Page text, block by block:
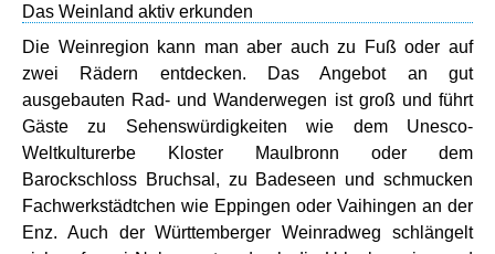
Das Weinland aktiv erkunden
Die Weinregion kann man aber auch zu Fuß oder auf
zwei Rädern entdecken. Das Angebot an gut
ausgebauten Rad- und Wanderwegen ist groß und führt
Gäste zu Sehenswürdigkeiten wie dem Unesco-
Weltkulturerbe Kloster Maulbronn oder dem
Barockschloss Bruchsal, zu Badeseen und schmucken
Fachwerkstädtchen wie Eppingen oder Vaihingen an der
Enz. Auch der Württemberger Weinradweg schlängelt